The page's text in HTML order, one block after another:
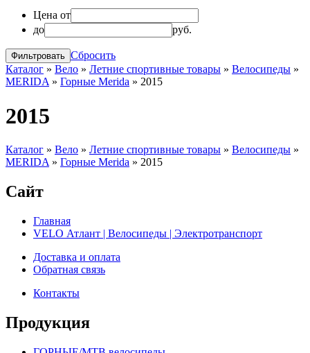
Цена от
до
руб.
Сбросить
Каталог » Вело » Летние спортивные товары » Велосипеды »
MERIDA» Горные Merida » 2015
2015
Каталог » Вело » Летние спортивные товары » Велосипеды »
MERIDA » Горные Merida » 2015
Сайт
Главная
VELO Атлант | Велосипеды | Электротранспорт
Доставка и оплата
Обратная связь
Контакты
Продукция